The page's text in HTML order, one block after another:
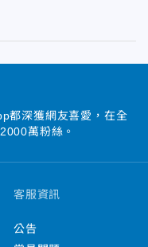
都深獲網友喜愛，在全
萬粉絲。
客服資訊
公告